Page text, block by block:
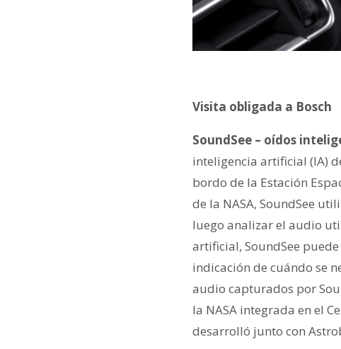
Visita obligada a Bosch
SoundSee – oídos
inteligencia artificial (IA)
bordo de la Estación
de la NASA, SoundSee
luego analizar el audio
artificial, SoundSee
indicación de cuándo se
audio capturados por
la NASA integrada en el
desarrolló junto con